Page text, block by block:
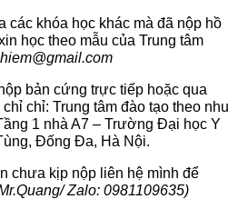
các khóa học khác mà đã nộp hồ
học theo mẫu của Trung tâm
bản cứng trực tiếp hoặc qua
chỉ: Trung tâm đào tạo theo nhu
1 nhà A7 – Trường Đại học Y
Đống Đa, Hà Nội.
chưa kịp nộp liên hệ mình để
Zalo: 0981109635)